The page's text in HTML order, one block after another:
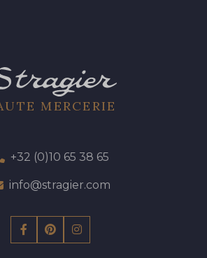
MERCERIE
+32 (0)10 65 38 65
info@stragier.com